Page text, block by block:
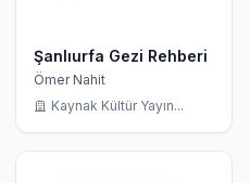
Şanlıurfa Gezi Rehberi
Ömer Nahit
Kaynak Kültür Yayın...